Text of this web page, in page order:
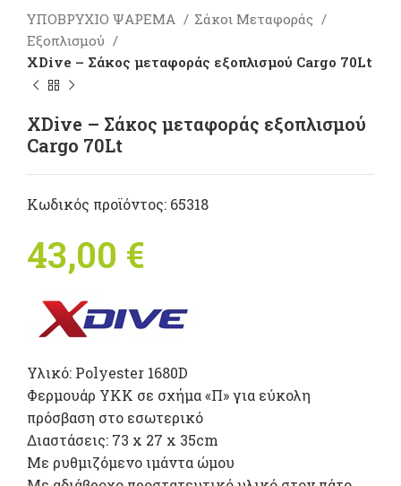
ΥΠΟΒΡΥΧΙΟ ΨΑΡΕΜΑ
Σάκοι Μεταφοράς
Εξοπλισμού
XDive – Σάκος μεταφοράς εξοπλισμού Cargo 70Lt
XDive – Σάκος μεταφοράς εξοπλισμού
Cargo 70Lt
Κωδικός προϊόντος: 65318
43,00 €
Υλικό: Polyester 1680D
Φερμουάρ ΥΚΚ σε σχήμα «Π» για εύκολη
πρόσβαση στο εσωτερικό
Διαστάσεις: 73 x 27 x 35cm
Με ρυθμιζόμενο ιμάντα ώμου